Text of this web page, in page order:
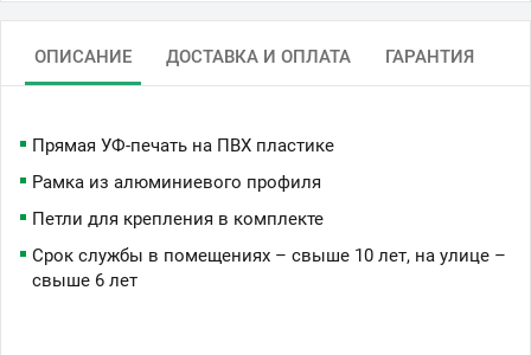
ОПИСАНИЕ ДОСТАВКА И ОПЛАТА ГАРАНТИЯ
Прямая УФ-печать на ПВХ пластике
Рамка из алюминиевого профиля
Петли для крепления в комплекте
Срок службы в помещениях – свыше 10 лет, на улице –
свыше 6 лет